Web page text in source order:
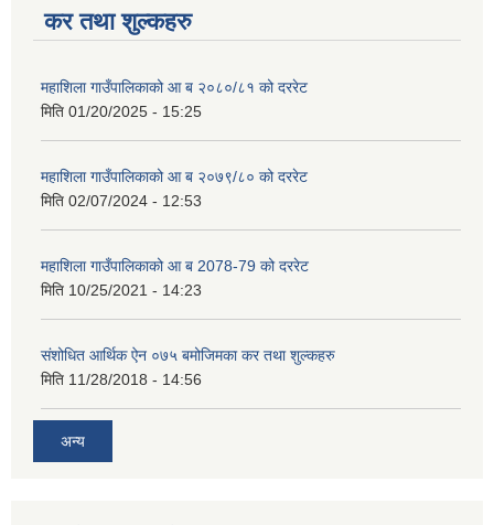
कर तथा शुल्कहरु
महाशिला गाउँपालिकाको आ ब २०८०/८१ को दररेट
मिति 01/20/2025 - 15:25
महाशिला गाउँपालिकाको आ ब २०७९/८० को दररेट
मिति 02/07/2024 - 12:53
महाशिला गाउँपालिकाको आ ब 2078-79 को दररेट
मिति 10/25/2021 - 14:23
संशोधित आर्थिक ऐन ०७५ बमोजिमका कर तथा शुल्कहरु
मिति 11/28/2018 - 14:56
अन्य